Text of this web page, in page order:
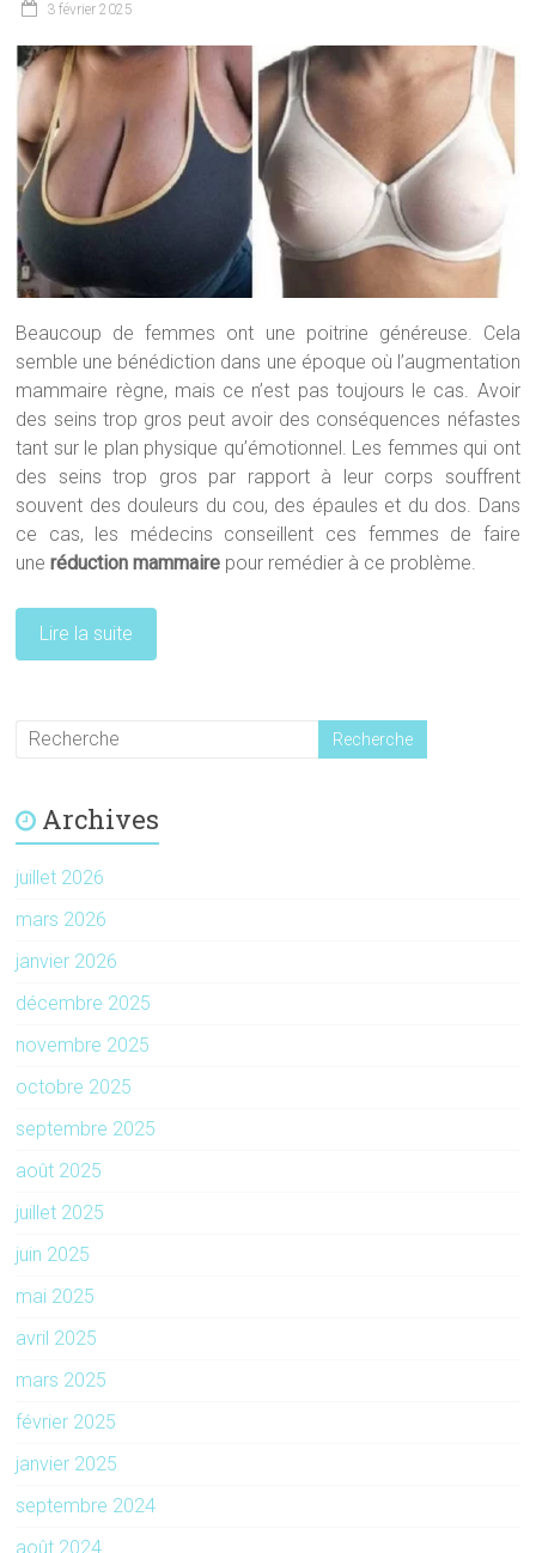
3 février 2025
Beaucoup de femmes ont une poitrine généreuse. Cela
semble une bénédiction dans une époque où l’augmentation
mammaire règne, mais ce n’est pas toujours le cas. Avoir
des seins trop gros peut avoir des conséquences néfastes
tant sur le plan physique qu’émotionnel. Les femmes qui ont
des seins trop gros par rapport à leur corps souffrent
souvent des douleurs du cou, des épaules et du dos. Dans
ce cas, les médecins conseillent ces femmes de faire
uneréduction mammaire pour remédier à ce problème.
Lire la suite
Archives
juillet 2026
mars 2026
janvier 2026
décembre 2025
novembre 2025
octobre 2025
septembre 2025
août 2025
juillet 2025
juin 2025
mai 2025
avril 2025
mars 2025
février 2025
janvier 2025
septembre 2024
août 2024